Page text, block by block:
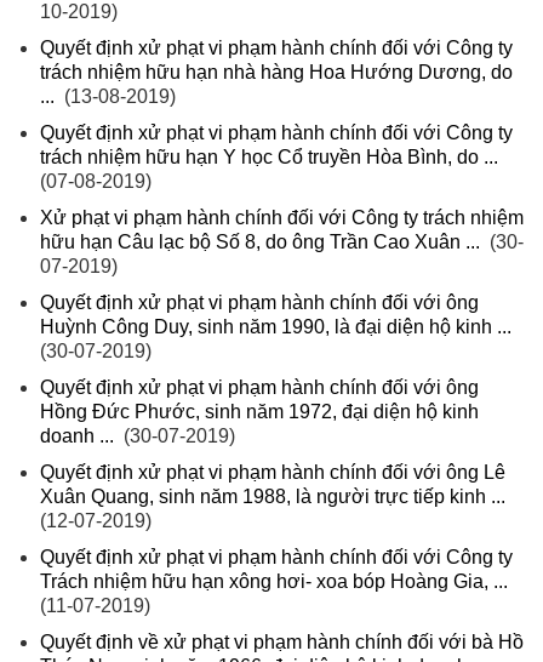
10-2019)
Quyết định xử phạt vi phạm hành chính đối với Công ty
trách nhiệm hữu hạn nhà hàng Hoa Hướng Dương, do
... (13-08-2019)
Quyết định xử phạt vi phạm hành chính đối với Công ty
trách nhiệm hữu hạn Y học Cổ truyền Hòa Bình, do ...
(07-08-2019)
Xử phạt vi phạm hành chính đối với Công ty trách nhiệm
hữu hạn Câu lạc bộ Số 8, do ông Trần Cao Xuân ... (30-
07-2019)
Quyết định xử phạt vi phạm hành chính đối với ông
Huỳnh Công Duy, sinh năm 1990, là đại diện hộ kinh ...
(30-07-2019)
Quyết định xử phạt vi phạm hành chính đối với ông
Hồng Đức Phước, sinh năm 1972, đại diện hộ kinh
doanh ... (30-07-2019)
Quyết định xử phạt vi phạm hành chính đối với ông Lê
Xuân Quang, sinh năm 1988, là người trực tiếp kinh ...
(12-07-2019)
Quyết định xử phạt vi phạm hành chính đối với Công ty
Trách nhiệm hữu hạn xông hơi- xoa bóp Hoàng Gia, ...
(11-07-2019)
Quyết định về xử phạt vi phạm hành chính đối với bà Hồ